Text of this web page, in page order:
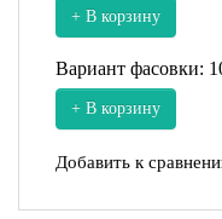
+ В корзину
Вариант фасовки:
+ В корзину
Добавить к